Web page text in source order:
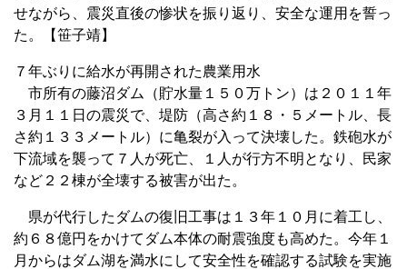
せながら、震災直後の惨状を振り返り、安全な運用を誓っ
た。【笹子靖】
７年ぶりに給水が再開された農業用水
市所有の藤沼ダム（貯水量１５０万トン）は２０１１年
３月１１日の震災で、堤防（高さ約１８・５メートル、長
さ約１３３メートル）に亀裂が入って決壊した。鉄砲水が
下流域を襲って７人が死亡、１人が行方不明となり、民家
など２２棟が全壊する被害が出た。
県が代行したダムの復旧工事は１３年１０月に着工し、
約６８億円をかけてダム本体の耐震強度も高めた。今年１
月からはダム湖を満水にして安全性を確認する試験を実施